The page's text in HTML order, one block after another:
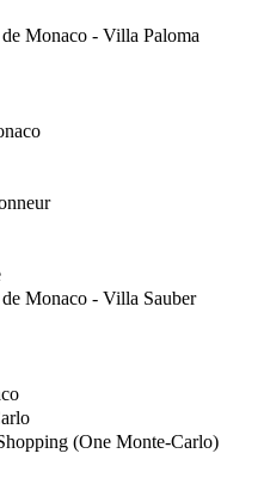
Monaco - Villa Paloma
Monaco - Villa Sauber
(One Monte-Carlo)